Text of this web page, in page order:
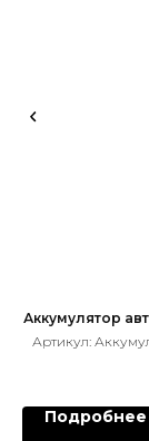
Аккумулятор
Артикул:
Подробнее